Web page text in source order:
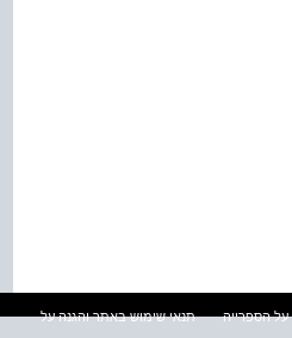
על הספרייה
תנאי שימוש באתר והגנה על